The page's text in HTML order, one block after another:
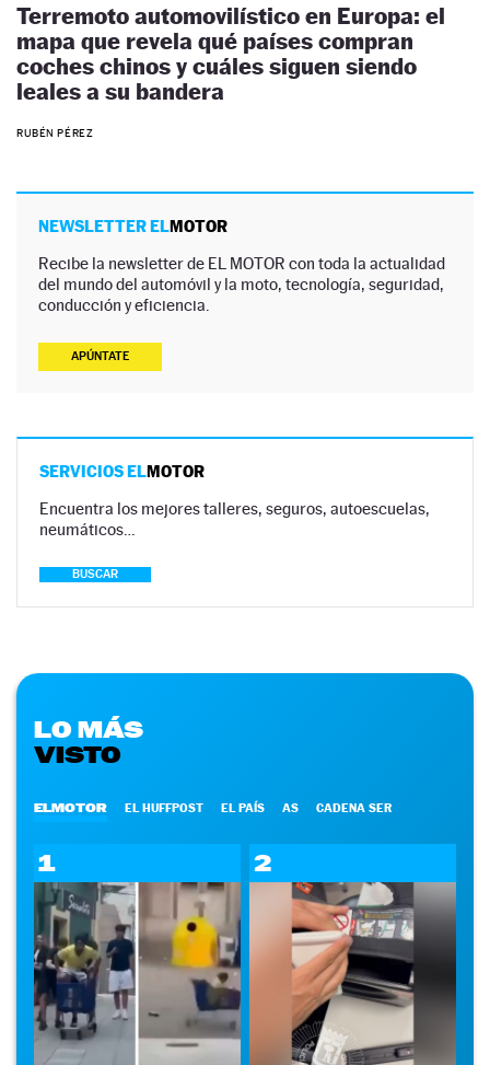
Terremoto automovilístico en Europa: el
mapa que revela qué países compran
coches chinos y cuáles siguen siendo
leales a su bandera
RUBÉN PÉREZ
NEWSLETTER ELMOTOR
Recibe la newsletter de EL MOTOR con toda la actualidad
del mundo del automóvil y la moto, tecnología, seguridad,
conducción y eficiencia.
APÚNTATE
SERVICIOS ELMOTOR
Encuentra los mejores talleres, seguros, autoescuelas,
neumáticos…
BUSCAR
LO MÁS
VISTO
ELMOTOR EL HUFFPOST EL PAÍS AS CADENA SER
1 2